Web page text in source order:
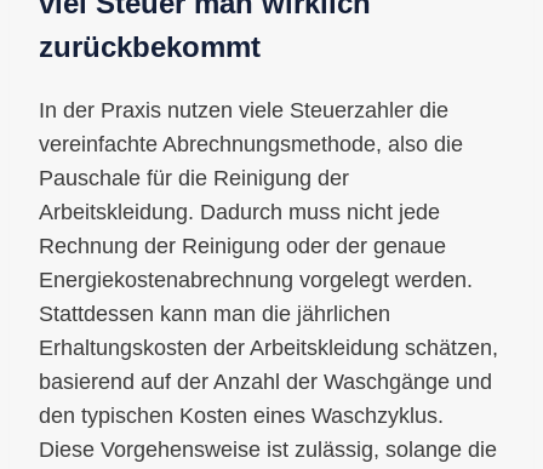
zurückbekommt
In der Praxis nutzen viele Steuerzahler die
vereinfachte Abrechnungsmethode, also die
Pauschale für die Reinigung der
Arbeitskleidung. Dadurch muss nicht jede
Rechnung der Reinigung oder der genaue
Energiekostenabrechnung vorgelegt werden.
Stattdessen kann man die jährlichen
Erhaltungskosten der Arbeitskleidung schätzen,
basierend auf der Anzahl der Waschgänge und
den typischen Kosten eines Waschzyklus.
Diese Vorgehensweise ist zulässig, solange die